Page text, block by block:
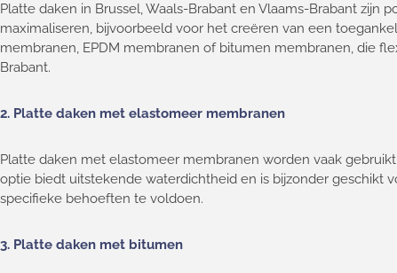
Platte daken in Brussel, Waals-Brabant en Vlaams-Brabant
maximaliseren, bijvoorbeeld voor het creëren van een
membranen, EPDM membranen of bitumen membranen, die
Brabant.
2. Platte daken met elastomeer membranen
Platte daken met elastomeer membranen worden vaak
optie biedt uitstekende waterdichtheid en is bijzonder geschikt
specifieke behoeften te voldoen.
3. Platte daken met bitumen